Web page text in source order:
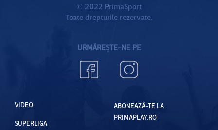
© 2022 PrimaSport
Toate drepturile rezervate.
URMĂREȘTE-NE PE
VIDEO
SUPERLIGA
ABONEAZĂ-TE LA
PRIMAPLAY.RO